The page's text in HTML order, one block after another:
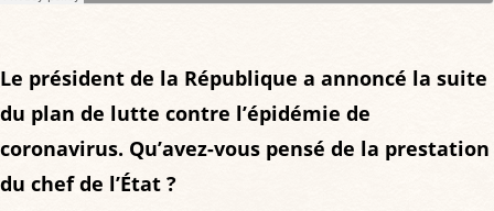
Le président de la République a annoncé la suite
du plan de lutte contre l’épidémie de
coronavirus. Qu’avez-vous pensé de la prestation
du chef de l’État ?